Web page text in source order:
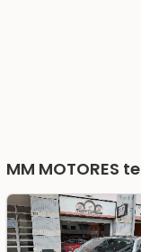
MM MOTORES